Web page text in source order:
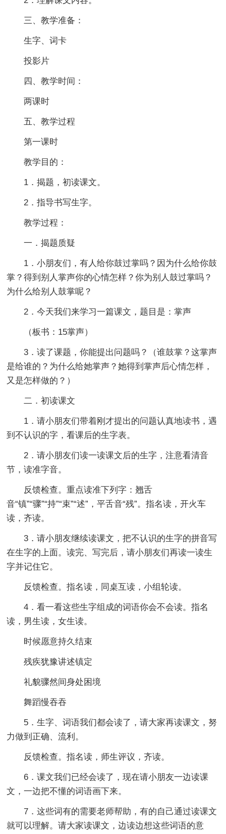
三、教学准备：
生字、词卡
投影片
四、教学时间：
两课时
五、教学过程
第一课时
教学目的：
1．揭题，初读课文。
2．指导书写生字。
教学过程：
一．揭题质疑
1．小朋友们，有人给你鼓过掌吗？因为什么给你鼓
掌？得到别人掌声你的心情怎样？你为别人鼓过掌吗？
为什么给别人鼓掌呢？
2．今天我们来学习一篇课文，题目是：掌声
（板书：15掌声）
3．读了课题，你能提出问题吗？（谁鼓掌？这掌声
是给谁的？为什么给她掌声？她得到掌声后心情怎样，
又是怎样做的？）
二．初读课文
1．请小朋友们带着刚才提出的问题认真地读书，遇
到不认识的字，看课后的生字表。
2．请小朋友们读一读课文后的生字，注意看清音
节，读准字音。
反馈检查。重点读准下列字：翘舌
音“镇”“骤”“持”“束”“述”，平舌音“残”。指名读，开火车
读，齐读。
3．请小朋友继续读课文，把不认识的生字的拼音写
在生字的上面。读完、写完后，请小朋友们再读一读生
字并记住它。
反馈检查。指名读，同桌互读，小组轮读。
4．看一看这些生字组成的词语你会不会读。指名
读，男生读，女生读。
时候愿意持久结束
残疾犹豫讲述镇定
礼貌骤然间身处困境
舞蹈慢吞吞
5．生字、词语我们都会读了，请大家再读课文，努
力做到正确、流利。
反馈检查。指名读，师生评议，齐读。
6．课文我们已经会读了，现在请小朋友一边读课
文，一边把不懂的词语画下来。
7．这些词有的需要老师帮助，有的自己通过读课文
就可以理解。请大家读课文，边读边想这些词语的意